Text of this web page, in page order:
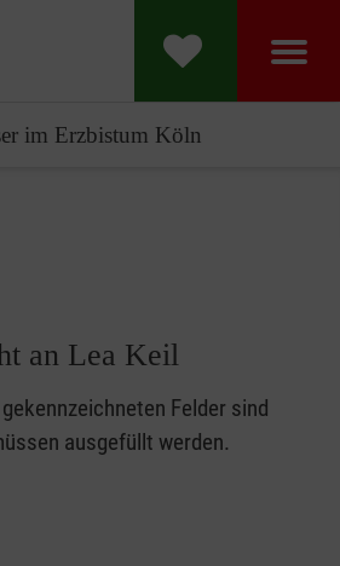
im Erzbistum Köln
an Lea Keil
gekennzeichneten Felder sind
ausgefüllt werden.